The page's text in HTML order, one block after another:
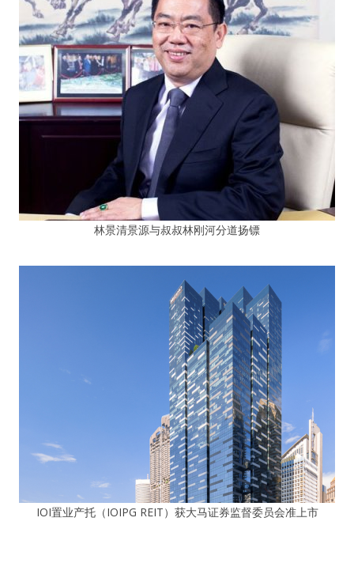
林景清景源与叔叔林刚河分道扬镖
IOI置业产托（IOIPG REIT）获大马证券监督委员会准上市